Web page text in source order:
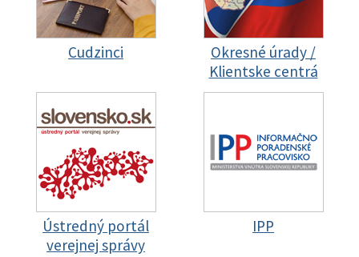
Cudzinci
Okresné úrady /
Klientske centrá
Ústredný portál
verejnej správy
IPP